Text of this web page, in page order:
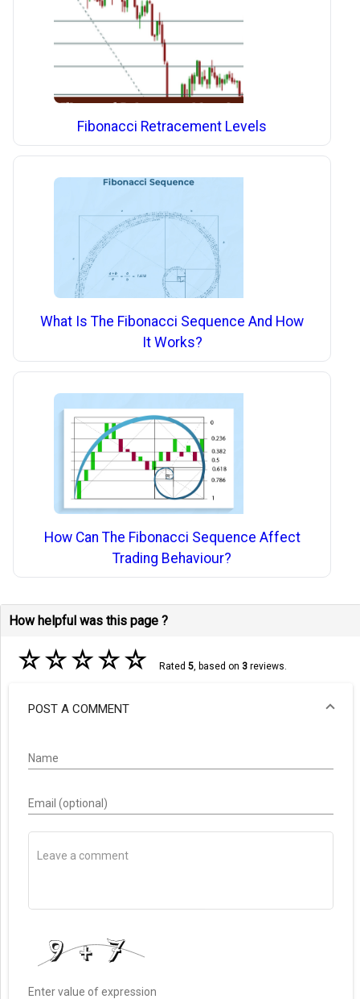
Fibonacci Retracement Levels
What Is The Fibonacci Sequence And How
It Works?
How Can The Fibonacci Sequence Affect
Trading Behaviour?
How helpful was this page ?
☆☆☆☆☆ Rated 5, based on 3reviews.
POST A COMMENT
Name
Email (optional)
Enter value of expression